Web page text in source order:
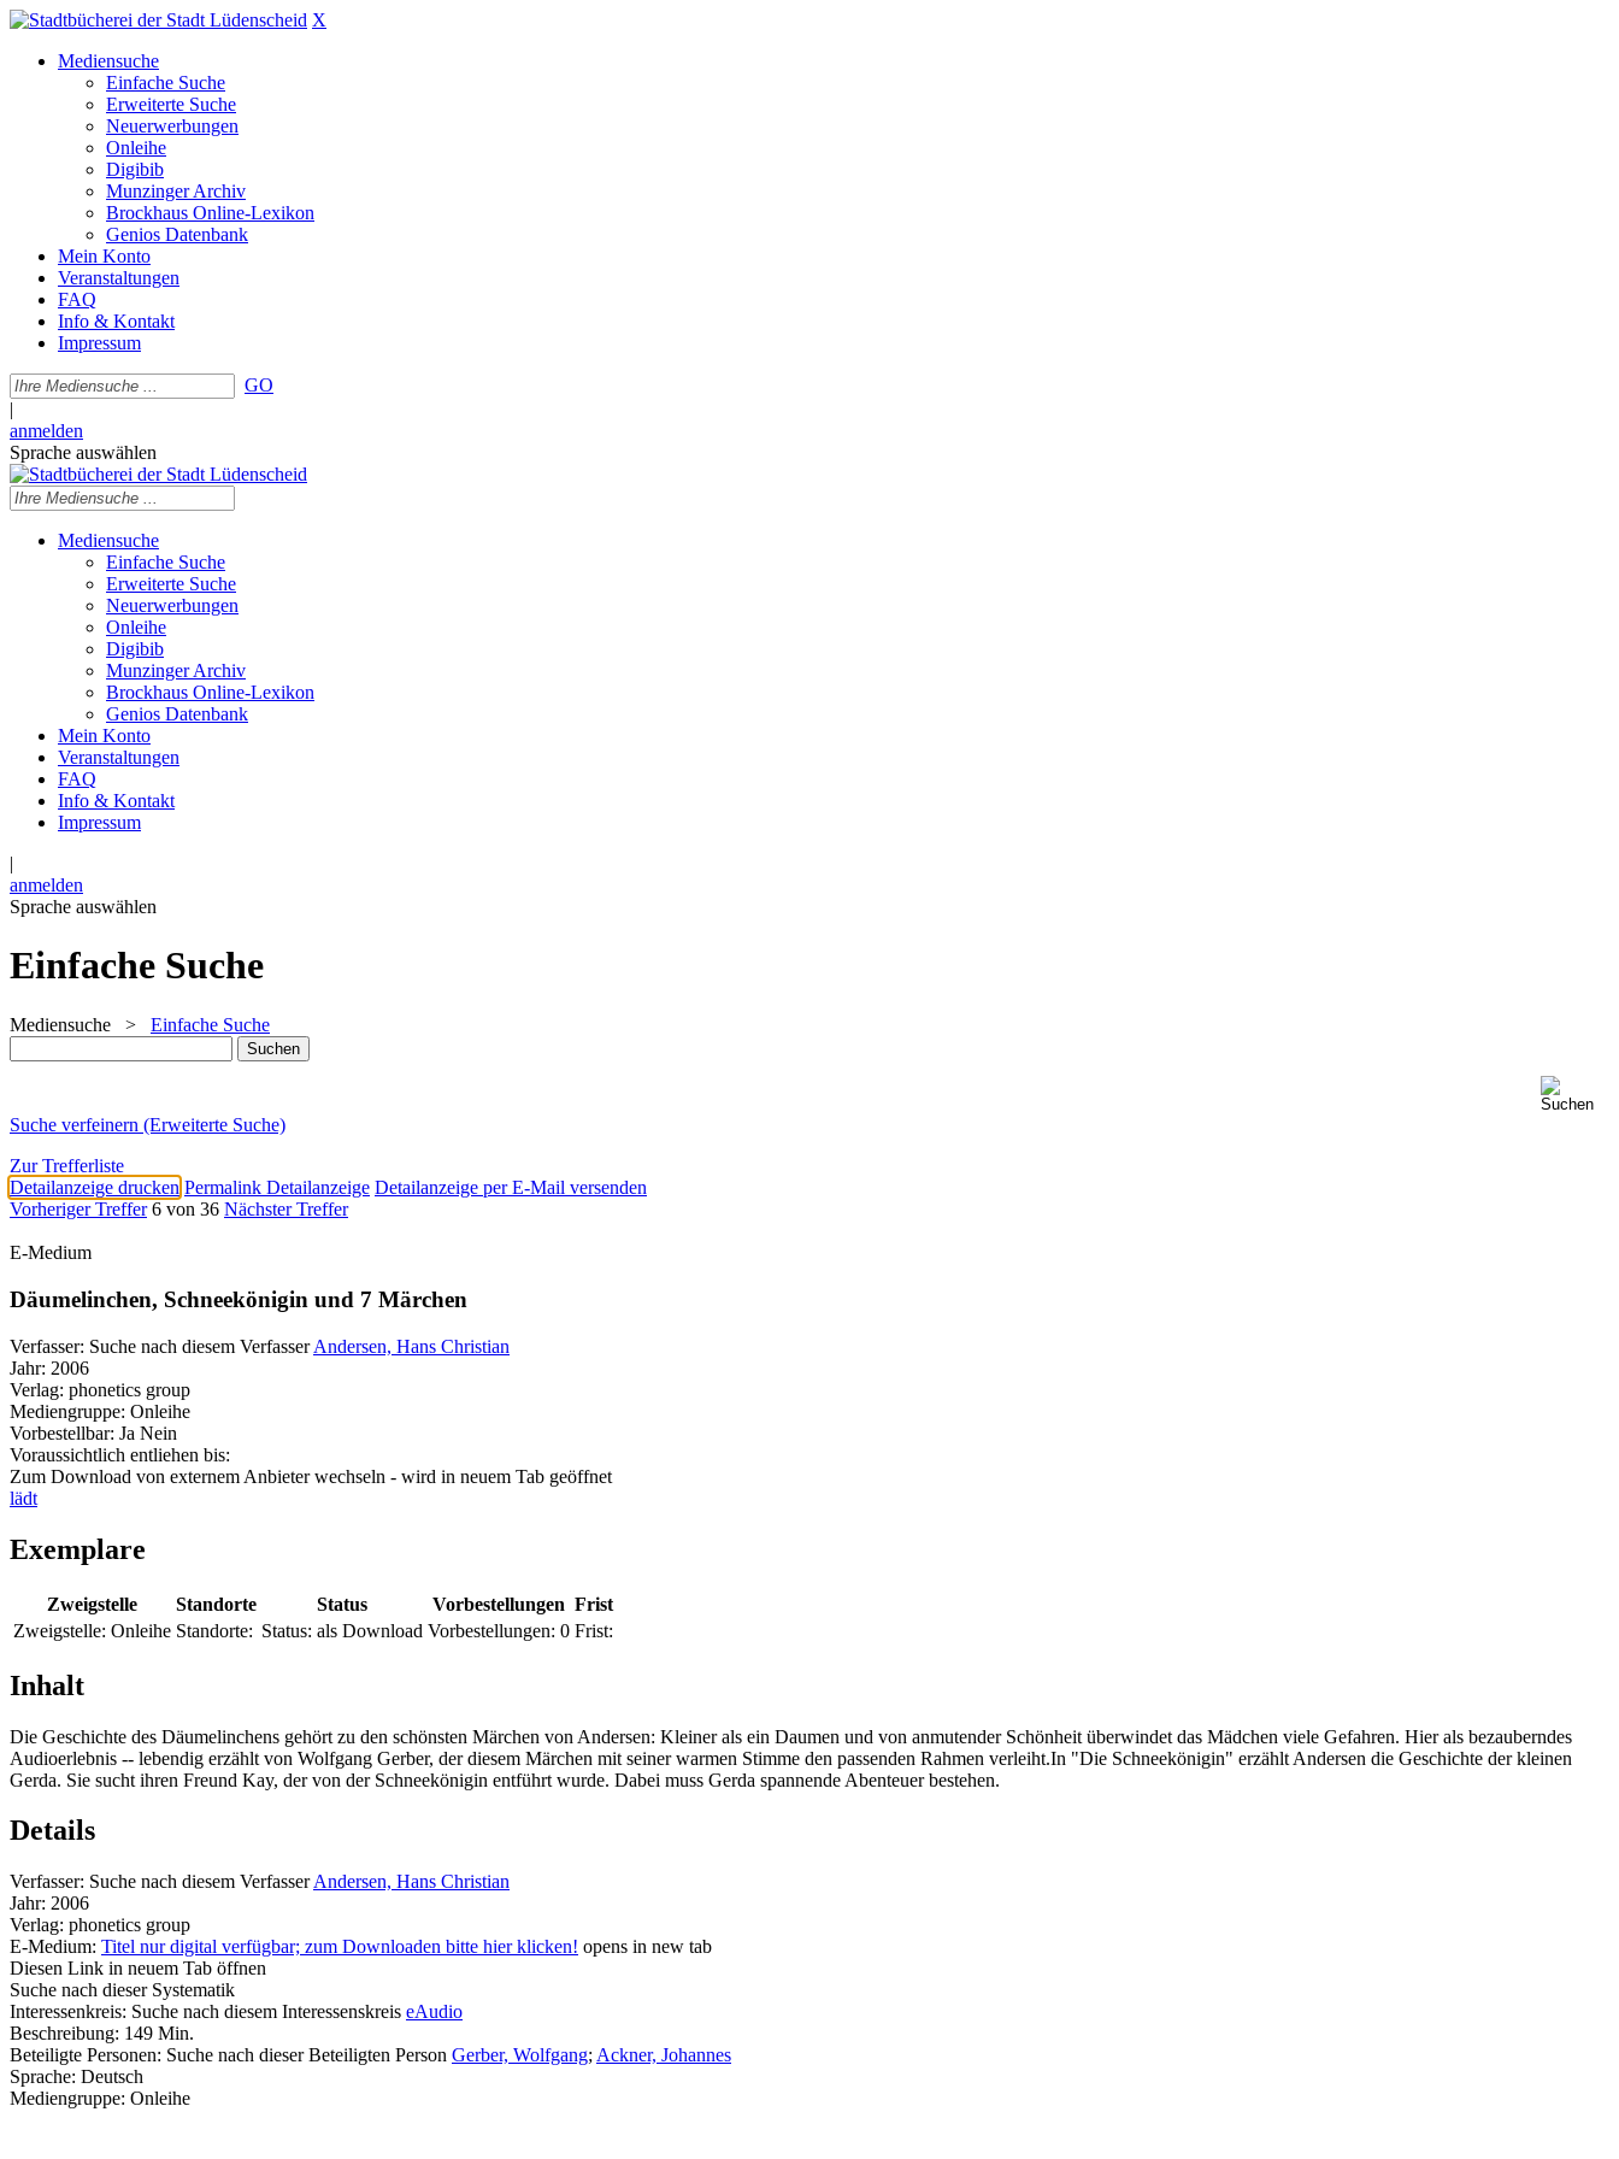
X
Mediensuche
Einfache Suche
Erweiterte Suche
Neuerwerbungen
Onleihe
Digibib
Munzinger Archiv
Brockhaus Online-Lexikon
Genios Datenbank
Mein Konto
Veranstaltungen
FAQ
Info & Kontakt
Impressum
GO
|
anmelden
Sprache auswählen
Mediensuche
Einfache Suche
Erweiterte Suche
Neuerwerbungen
Onleihe
Digibib
Munzinger Archiv
Brockhaus Online-Lexikon
Genios Datenbank
Mein Konto
Veranstaltungen
FAQ
Info & Kontakt
Impressum
|
anmelden
Sprache auswählen
Einfache Suche
Mediensuche > Einfache Suche
Suche verfeinern (Erweiterte Suche)
Zur Trefferliste
Detailanzeige drucken Permalink Detailanzeige Detailanzeige per E-Mail versenden
Vorheriger Treffer 6 von 36 Nächster Treffer
E-Medium
Däumelinchen, Schneekönigin und 7 Märchen
Verfasser: Suche nach diesem Verfasser Andersen, Hans Christian
Jahr: 2006
Verlag: phonetics group
Mediengruppe: Onleihe
Vorbestellbar: Ja Nein
Voraussichtlich entliehen bis:
Zum Download von externem Anbieter wechseln - wird in neuem Tab geöffnet
lädt
Exemplare
Zweigstelle Standorte Status Vorbestellungen Frist
Zweigstelle: Onleihe Standorte: Status: als Download Vorbestellungen: 0 Frist:
Inhalt
Die Geschichte des Däumelinchens gehört zu den schönsten Märchen von Andersen: Kleiner als ein Daumen und von anmutender Schönheit überwindet das Mädchen viele Gefahren. Hier als bezauberndes
Audioerlebnis -- lebendig erzählt von Wolfgang Gerber, der diesem Märchen mit seiner warmen Stimme den passenden Rahmen verleiht.In "Die Schneekönigin" erzählt Andersen die Geschichte der kleinen
Gerda. Sie sucht ihren Freund Kay, der von der Schneekönigin entführt wurde. Dabei muss Gerda spannende Abenteuer bestehen.
Details
Verfasser: Suche nach diesem Verfasser Andersen, Hans Christian
Jahr: 2006
Verlag: phonetics group
E-Medium: Titel nur digital verfügbar; zum Downloaden bitte hier klicken! opens in new tab
Diesen Link in neuem Tab öffnen
Suche nach dieser Systematik
Interessenkreis: Suche nach diesem Interessenskreis eAudio
Beschreibung: 149 Min.
Beteiligte Personen: Suche nach dieser Beteiligten Person Gerber, Wolfgang; Ackner, Johannes
Sprache: Deutsch
Mediengruppe: Onleihe